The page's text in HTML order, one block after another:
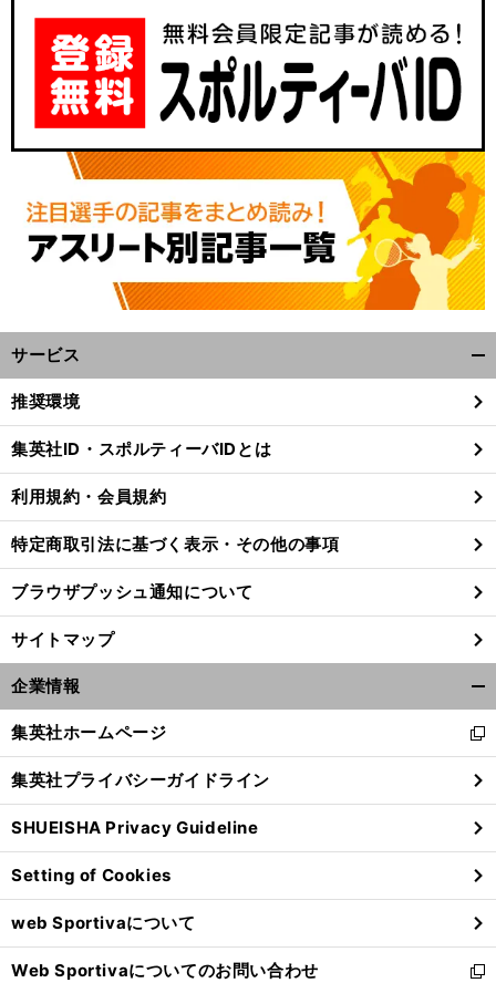
サービス
閉
る
推奨環境
集英社ID・スポルティーバIDとは
利用規約・会員規約
特定商取引法に基づく表示・その他の事項
ブラウザプッシュ通知について
サイトマップ
企業情報
閉
る
集英社ホームページ
新
し
い
ウ
ィ
ン
ド
ウ
で
開
く
集英社プライバシーガイドライン
SHUEISHA Privacy Guideline
Setting of Cookies
web Sportivaについて
Web Sportivaについてのお問い合わせ
新